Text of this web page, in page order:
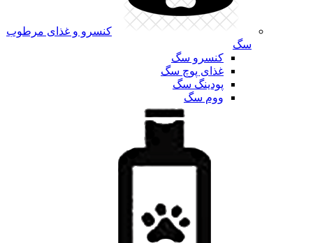
کنسرو و غذای مرطوب
سگ
کنسرو سگ
غذای پوچ سگ
پودینگ سگ
ووم سگ